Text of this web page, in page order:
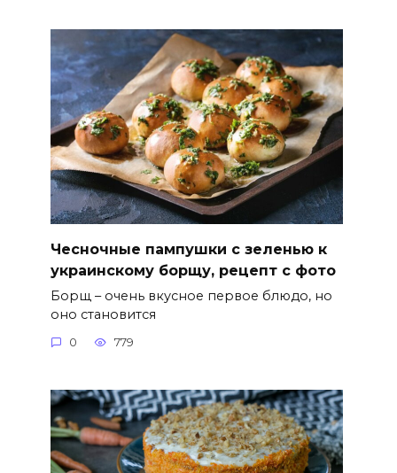
Чесночные пампушки с зеленью к
украинскому борщу, рецепт с фото
Борщ – очень вкусное первое блюдо, но
оно становится
0 779